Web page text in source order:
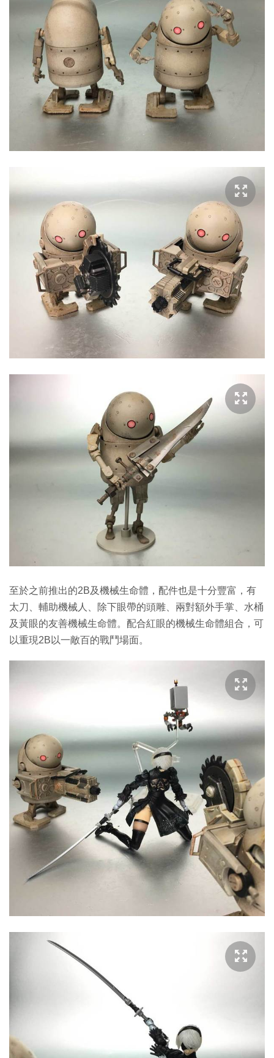
至於之前推出的2B及機械生命體，配件也是十分豐富，有
太刀、輔助機械人、除下眼帶的頭雕、兩對額外手掌、水桶
及黃眼的友善機械生命體。配合紅眼的機械生命體組合，可
以重現2B以一敵百的戰鬥場面。